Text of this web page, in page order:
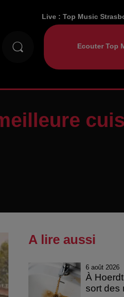
Live :Top Music
A lire aussi
6 août 2026
À
sort des